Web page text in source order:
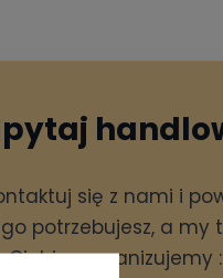
się z nami i
potrzebujesz, a my
Ciebie zorganizujemy